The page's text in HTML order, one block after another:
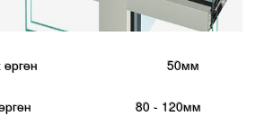
өргөн 50мм
өргөн 80 - 120мм